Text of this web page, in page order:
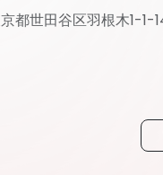
都世⽥⾕区⽻根⽊1-1-